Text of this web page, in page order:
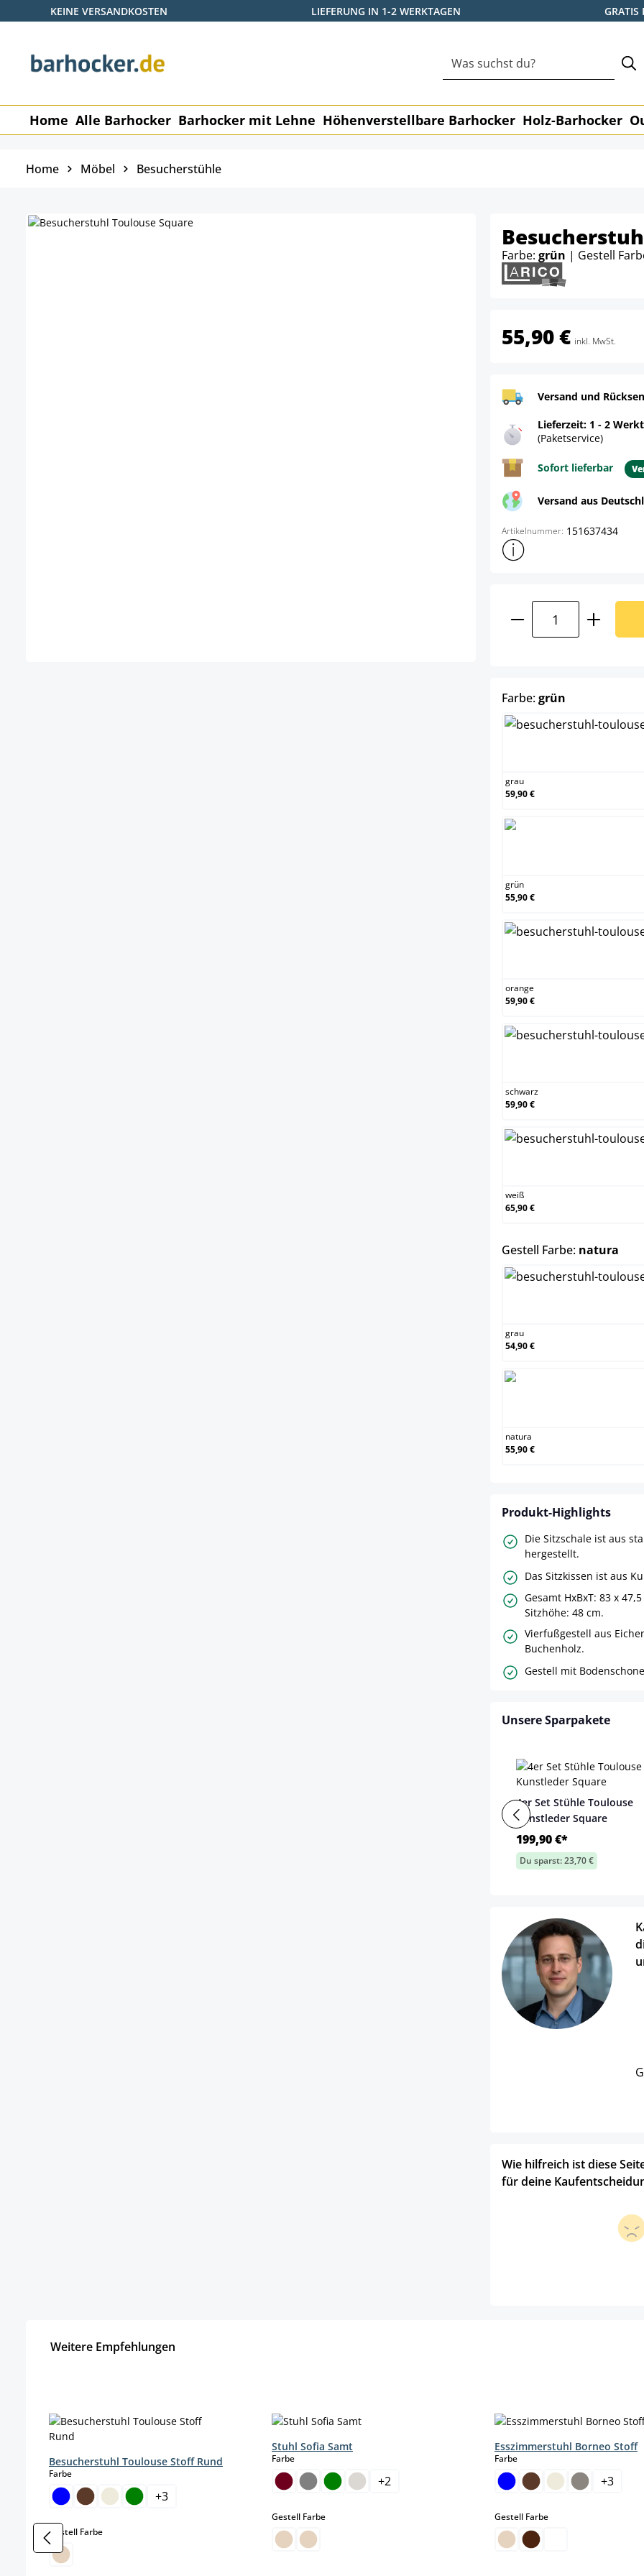
Hauptinhalt springen
Zur Suche springen
Zur Hauptnavigation springen
KEINE VERSANDKOSTEN LIEFERUNG IN 1-2 WERKTAGEN GRATIS
Home Alle Barhocker Barhocker mit Lehne Höhenverstellbare Barhocker Holz-Barhocker
Home Möbel Besucherstühle
Farbe: grün | Gestell
55,90 € inkl. MwSt.
Versand und
Lieferzeit: 1 - 2
(Paketservice)
Sofort lieferbar
Versand aus
Artikelnummer: 151637434
Weitere
Produkt Anzahl:
Farbe:grün
grau
59,90 €
grün
55,90 €
orange
59,90 €
schwarz
59,90 €
weiß
65,90 €
Gestell Farbe: natura
grau
54,90 €
natura
55,90 €
Produkt-Highlights
Die Sitzschale ist aus
hergestellt.
Das Sitzkissen ist aus
Gesamt HxBxT: 83 x
Sitzhöhe: 48 cm.
Vierfußgestell aus
Buchenholz.
Gestell mit
Unsere Sparpakete
4er Set Stühle Toulouse
Kunstleder Square
199,90 €*
Du sparst: 23,70 €
Wie hilfreich ist diese
für deine
Weitere Empfehlungen
Besucherstuhl Toulouse Stoff Rund
Farbeauswählen
+3
Gestell Farbeauswählen
Stuhl Sofia Samt
Farbeauswählen
+2
Gestell Farbeauswählen
Esszimmerstuhl Borneo Stoff
Farbeauswählen
+3
Gestell Farbeauswählen